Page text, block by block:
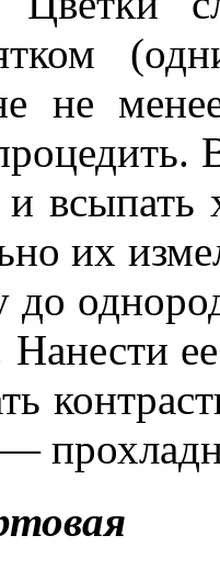
не
всыпать
их
до
Нанести
—